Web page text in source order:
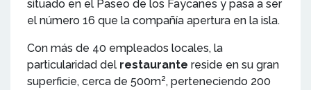
situado en el Paseo de los Faycanes y pasa a ser
el número 16 que la compañía apertura en la isla.
Con más de 40 empleados locales, la
particularidad del restaurante reside en su gran
superficie, cerca de 500m², perteneciendo 200